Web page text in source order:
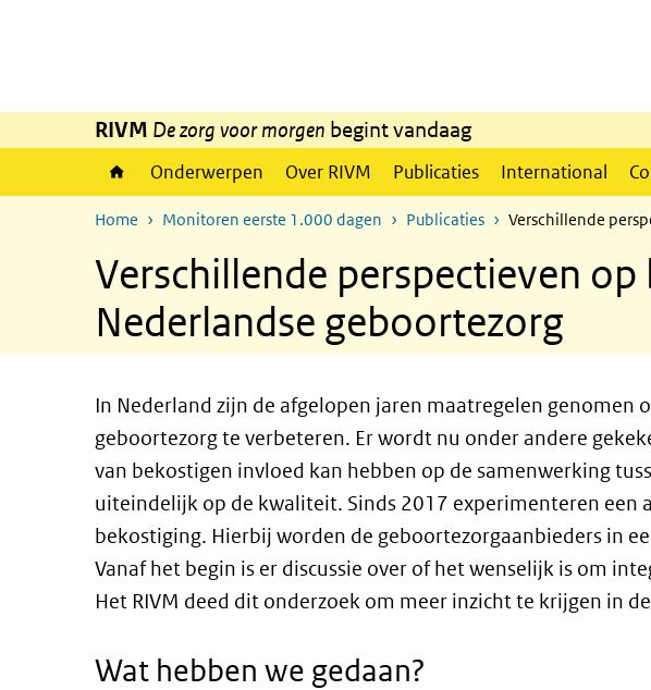
RIVM De zorg voor morgen begint vandaag
Onderwerpen Over RIVM Publicaties International
Home Monitoren eerste 1.000 dagen Publicaties Verschillende
Verschillende perspectieven
Nederlandse geboortezorg
In Nederland zijn de afgelopen jaren maatregelen genomen
geboortezorg te verbeteren. Er wordt nu onder andere
van bekostigen invloed kan hebben op de samenwerking
uiteindelijk op de kwaliteit. Sinds 2017 experimenteren een
bekostiging. Hierbij worden de geboortezorgaanbieders in
Vanaf het begin is er discussie over of het wenselijk is om
Het RIVM deed dit onderzoek om meer inzicht te krijgen in
Wat hebben we gedaan?